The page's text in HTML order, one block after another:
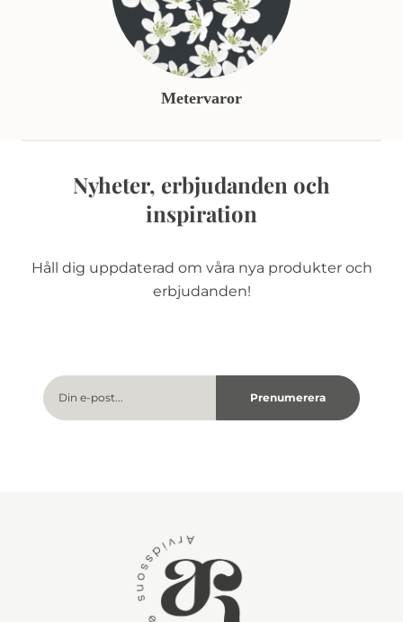
Metervaror
Nyheter, erbjudanden och
inspiration
Håll dig uppdaterad om våra nya produkter och
erbjudanden!